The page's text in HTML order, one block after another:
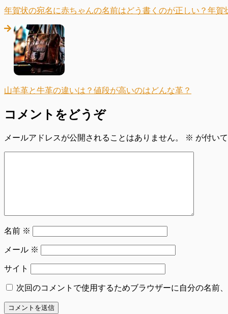
年賀状の宛名に赤ちゃんの名前はどう書くのが正しい？年賀
山羊革と牛革の違いは？値段が高いのはどんな革？
コメントをどうぞ
メールアドレスが公開されることはありません。 ※ が付い
名前 ※
メール ※
サイト
次回のコメントで使用するためブラウザーに自分の名前